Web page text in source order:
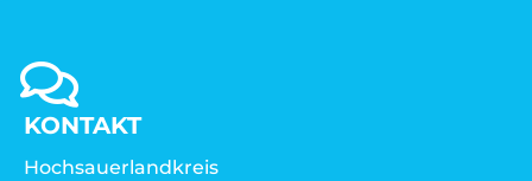
KONTAKT
Hochsauerlandkreis